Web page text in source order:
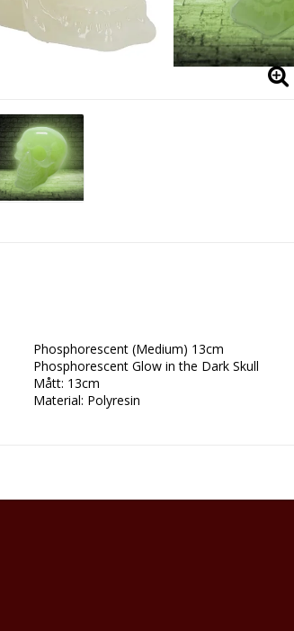
Phosphorescent (Medium) 13cm
Phosphorescent Glow in the Dark Skull
Mått: 13cm
Material: Polyresin